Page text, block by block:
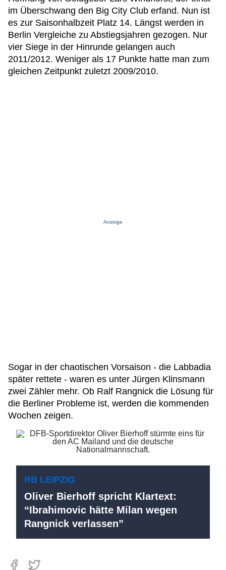
im Überschwang den Big City Club erfand. Nun ist
es zur Saisonhalbzeit Platz 14. Längst werden in
Berlin Vergleiche zu Abstiegsjahren gezogen. Nur
vier Siege in der Hinrunde gelangen auch
2011/2012. Weniger als 17 Punkte hatte man zum
gleichen Zeitpunkt zuletzt 2009/2010.
Anzeige
Sogar in der chaotischen Vorsaison - die Labbadia
später rettete - waren es unter Jürgen Klinsmann
zwei Zähler mehr. Ob Ralf Rangnick die Lösung für
die Berliner Probleme ist, werden die kommenden
Wochen zeigen.
RB LEIPZIG
Oliver Bierhoff spricht Klartext:
“Ibrahimovic hätte Milan wegen
Rangnick verlassen”